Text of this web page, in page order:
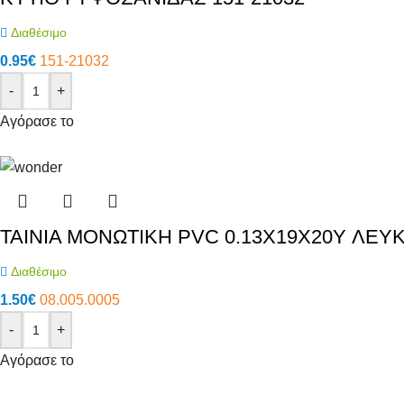
Διαθέσιμο
0.95€ 151-21032
-
+
Αγόρασε το
ΤΑΙΝΙΑ ΜΟΝΩΤΙΚΗ PVC 0.13X19X20Y
Διαθέσιμο
1.50€ 08.005.0005
-
+
Αγόρασε το